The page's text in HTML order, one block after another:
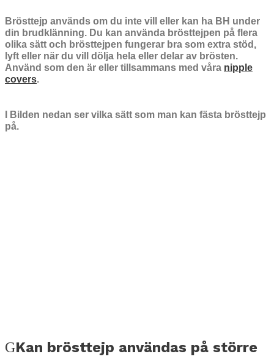
Brösttejp används om du inte vill eller kan ha BH under
din brudklänning. Du kan använda brösttejpen på flera
olika sätt och brösttejpen fungerar bra som extra stöd,
lyft eller när du vill dölja hela eller delar av brösten.
Använd som den är eller tillsammans med våra nipple
covers.
I Bilden nedan ser vilka sätt som man kan fästa brösttejp
på.
Kan brösttejp användas på större